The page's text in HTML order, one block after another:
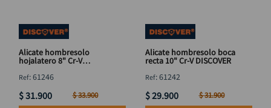
Alicate hombresolo
hojalatero 8" Cr-V
:61246
$31.900 $33.900
Alicate hombresolo boca
recta 10" Cr-V DISCOVER
:61242
$29.900 $31.900